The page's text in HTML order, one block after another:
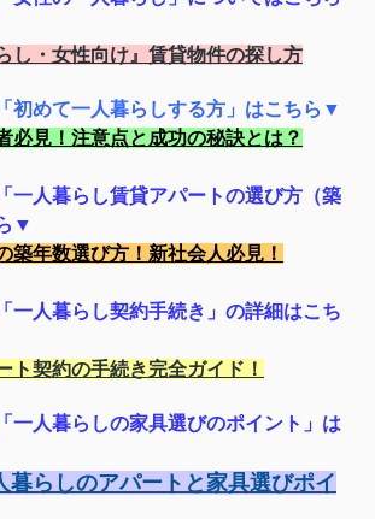
し・女性向け』賃貸物件の探し方
初めて一人暮らしする方」はこちら▼
必見！注意点と成功の秘訣とは？
一人暮らし賃貸アパートの選び方（築
▼
築年数選び方！新社会人必見！
一人暮らし契約手続き」の詳細はこち
ト契約の手続き完全ガイド！
一人暮らしの家具選びのポイント」は
暮らしのアパートと家具選びポイ